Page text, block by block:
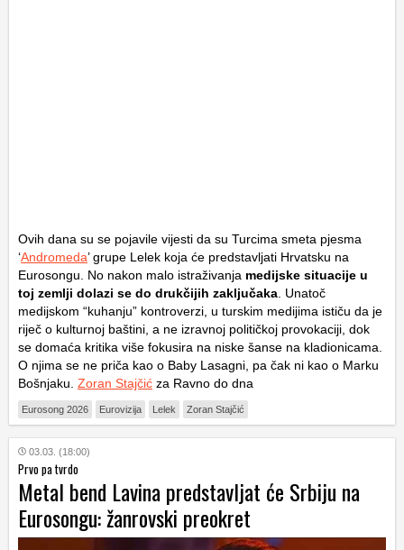
Ovih dana su se pojavile vijesti da su Turcima smeta pjesma
‘Andromeda’ grupe Lelek koja će predstavljati Hrvatsku na
Eurosongu. No nakon malo istraživanja medijske situacije u
toj zemlji dolazi se do drukčijih zaključaka. Unatoč
medijskom “kuhanju” kontroverzi, u turskim medijima ističu da je
riječ o kulturnoj baštini, a ne izravnoj političkoj provokaciji, dok
se domaća kritika više fokusira na niske šanse na kladionicama.
O njima se ne priča kao o Baby Lasagni, pa čak ni kao o Marku
Bošnjaku. Zoran Stajčić za Ravno do dna
Eurosong 2026 Eurovizija Lelek Zoran Stajčić
03.03. (18:00)
Prvo pa tvrdo
Metal bend Lavina predstavljat će Srbiju na
Eurosongu: žanrovski preokret